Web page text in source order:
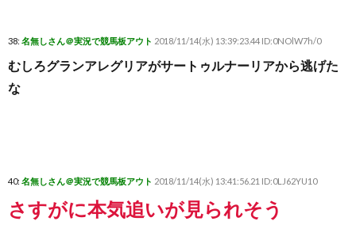
38: 名無しさん＠実況で競馬板アウト 2018/11/14(水) 13:39:23.44 ID:0NOlW7h/0
むしろグランアレグリアがサートゥルナーリアから逃げた
な
40: 名無しさん＠実況で競馬板アウト 2018/11/14(水) 13:41:56.21 ID:0LJ62YU10
さすがに本気追いが見られそう